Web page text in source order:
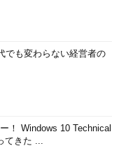
25, 53,U:53, 123
キャンタイ
でも変わらない経営者の
！ Windows 10 Technical
てきた ...